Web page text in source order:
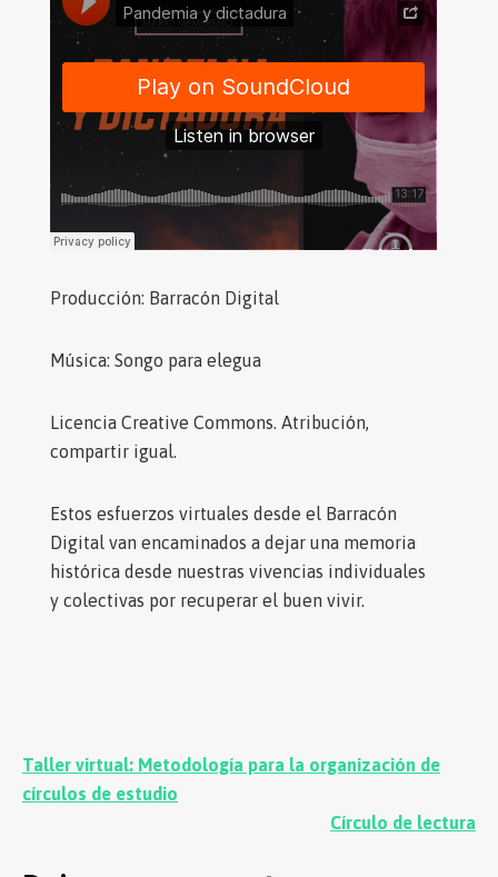
Producción: Barracón Digital
Música: Songo para elegua
Licencia Creative Commons. Atribución,
compartir igual.
Estos esfuerzos virtuales desde el Barracón
Digital van encaminados a dejar una memoria
histórica desde nuestras vivencias individuales
y colectivas por recuperar el buen vivir.
Navegación
de
Taller virtual: Metodología para la organización de
círculos de estudio
Círculo de lectura